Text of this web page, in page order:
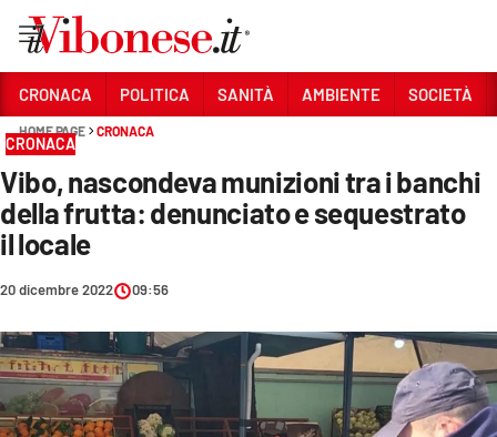
Sezioni
CRONACA
POLITICA
SOCIETÀ
CULTURA
CRONACA POLITICA SANITÀ AMBIENTE SOCIETÀ
HOME PAGE CRONACA
CRONACA
Vibo, nascondeva munizioni tra i banchi
della frutta: denunciato e sequestrato
il locale
20 dicembre 2022 09:56